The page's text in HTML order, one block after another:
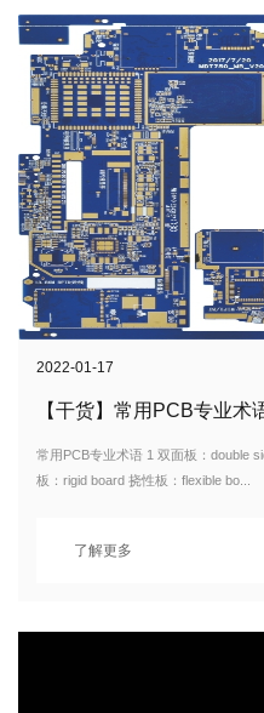
2022-01-17
【干货】常用PCB专业术
常用PCB专业术语 1 双面板：double
板：rigid board 挠性板：flexible bo...
了解更多